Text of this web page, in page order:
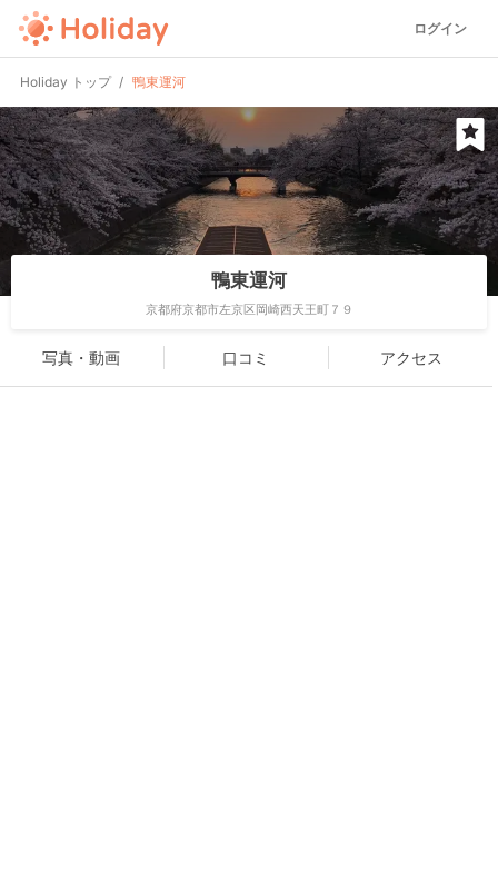
ログイン
Holiday トップ 鴨東運河
鴨東運河
京都府京都市左京区岡崎西天王町７９
写真・動画 口コミ アクセス